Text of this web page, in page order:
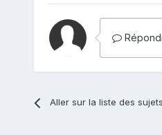
Aller sur la liste des sujets